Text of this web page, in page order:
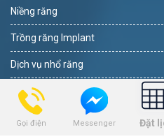
Gọi điện Messenger Đặt
Niềng răng
Trồng răng Implant
Dịch vụ nhổ răng
Dịch vụ bọc răng sứ
Dịch vụ tẩy trắng răng